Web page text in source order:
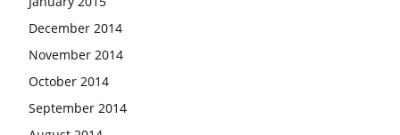
December 2014
November 2014
October 2014
September 2014